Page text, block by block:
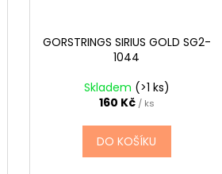
GORSTRINGS SIRIUS GOLD SG2-
1044
Skladem (>1 ks)
160 Kč / ks
DO KOŠÍKU